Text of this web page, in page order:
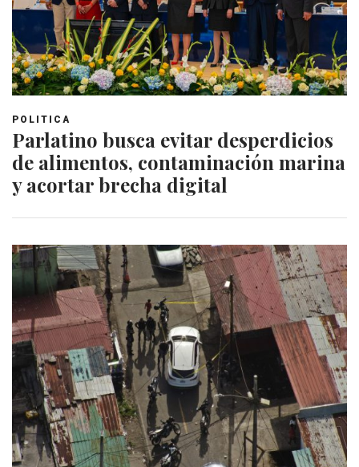
POLITICA
Parlatino busca evitar desperdicios
de alimentos, contaminación marina
y acortar brecha digital